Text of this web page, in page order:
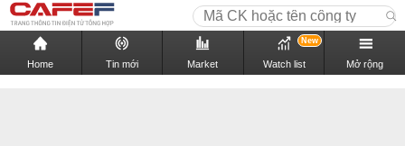
Home Tin mới Market Watch list
New
Mở rộng